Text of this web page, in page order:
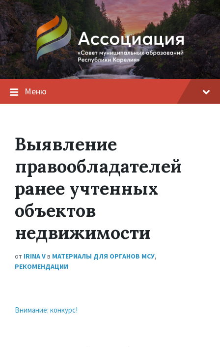
Меню
Выявление
правообладателей
ранее учтенных
объектов
недвижимости
от IRINA Vв МАТЕРИАЛЫ ДЛЯ ОРГАНОВ МСУ,
РЕКОМЕНДАЦИИ
Внимание: конкурс!